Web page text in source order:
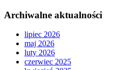
Archiwalne aktualności
lipiec 2026
maj 2026
luty 2026
czerwiec 2025